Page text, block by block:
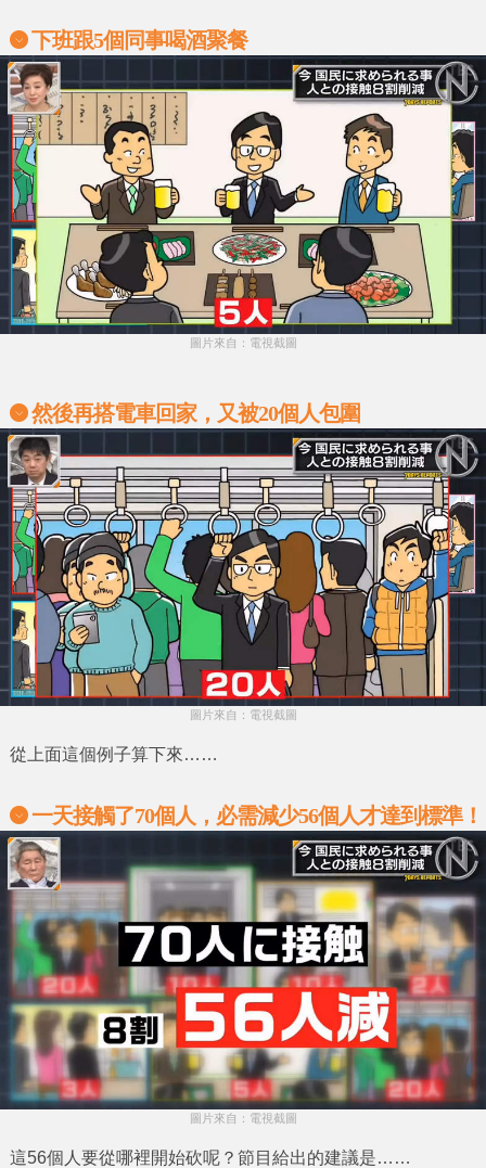
下班跟5個同事喝酒聚餐
圖片來自：電視截圖
然後再搭電車回家，又被20個人包圍
圖片來自：電視截圖
從上面這個例子算下來……
一天接觸了70個人，必需減少56個人才達到標準！
圖片來自：電視截圖
這56個人要從哪裡開始砍呢？節目給出的建議是……